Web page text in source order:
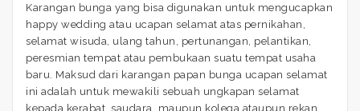
Karangan bunga yang bisa digunakan untuk mengucapkan
happy wedding atau ucapan selamat atas pernikahan,
selamat wisuda, ulang tahun, pertunangan, pelantikan,
peresmian tempat atau pembukaan suatu tempat usaha
baru. Maksud dari karangan papan bunga ucapan selamat
ini adalah untuk mewakili sebuah ungkapan selamat
kepada kerabat, saudara, maupun kolega ataupun rekan